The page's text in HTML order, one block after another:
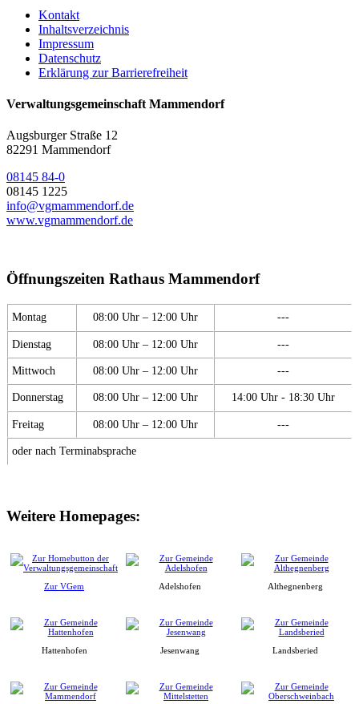
Kontakt
Inhaltsverzeichnis
Impressum
Datenschutz
Erklärung zur Barrierefreiheit
Verwaltungsgemeinschaft Mammendorf
Augsburger Straße 12
82291 Mammendorf
08145 84-0
08145 1225
info@vgmammendorf.de
www.vgmammendorf.de
Öffnungszeiten Rathaus Mammendorf
Montag 08:00 Uhr – 12:00 Uhr ---
Dienstag 08:00 Uhr – 12:00 Uhr ---
Mittwoch 08:00 Uhr – 12:00 Uhr ---
Donnerstag 08:00 Uhr – 12:00 Uhr 14:00 Uhr - 18:30 Uhr
Freitag 08:00 Uhr – 12:00 Uhr ---
oder nach Terminabsprache
Weitere Homepages:
Zur VGem Adelshofen Althegnenberg
Hattenhofen Jesenwang Landsberied